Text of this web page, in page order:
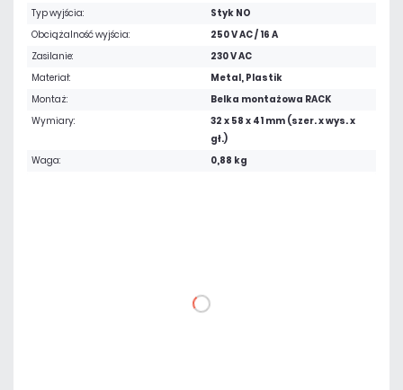
Typ wyjścia:
Styk NO
Obciążalność wyjścia:
250 V AC / 16 A
Zasilanie:
230 V AC
Materiał:
Metal, Plastik
Montaż:
Belka montażowa RACK
Wymiary:
32 x 58 x 41 mm (szer. x wys. x
gł.)
Waga:
0,88 kg
DO KOSZYKA